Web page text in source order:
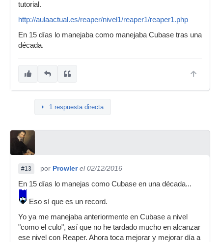
tutorial.
http://aulaactual.es/reaper/nivel1/reaper1/reaper1.php
En 15 días lo manejaba como manejaba Cubase tras una
década.
1 respuesta directa
#13 por Prowler el 02/12/2016
En 15 días lo manejas como Cubase en una década...
Eso sí que es un record.
Yo ya me manejaba anteriormente en Cubase a nivel
"como el culo", así que no he tardado mucho en alcanzar
ese nivel con Reaper. Ahora toca mejorar y mejorar día a